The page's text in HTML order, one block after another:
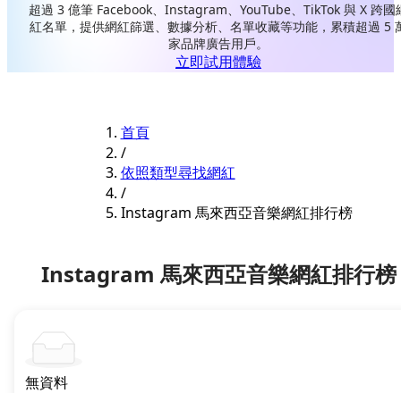
超過 3 億筆 Facebook、Instagram、YouTube、TikTok 與 X 跨國
紅名單，提供網紅篩選、數據分析、名單收藏等功能，累積超過 5
家品牌廣告用戶。
立即試用體驗
首頁
/
依照類型尋找網紅
/
Instagram 馬來西亞音樂網紅排行榜
Instagram 馬來西亞音樂網紅排行榜
無資料